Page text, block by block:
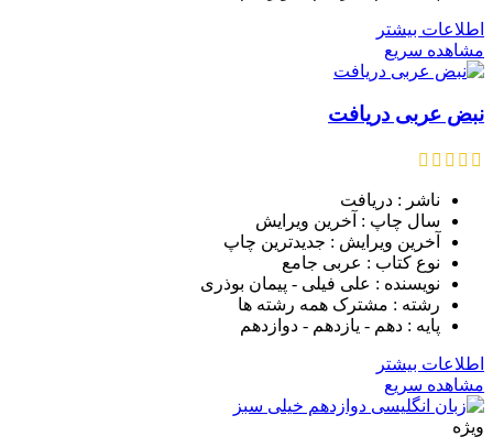
اطلاعات بیشتر
مشاهده سریع
نبض عربی دریافت
ناشر : دریافت
سال چاپ : آخرین ویرایش
آخرین ویرایش : جدیدترین چاپ
نوع کتاب : عربی جامع
نویسنده : علی فیلی - پیمان بوذری
رشته : مشترک همه رشته ها
پایه : دهم - یازدهم - دوازدهم
اطلاعات بیشتر
مشاهده سریع
ویژه